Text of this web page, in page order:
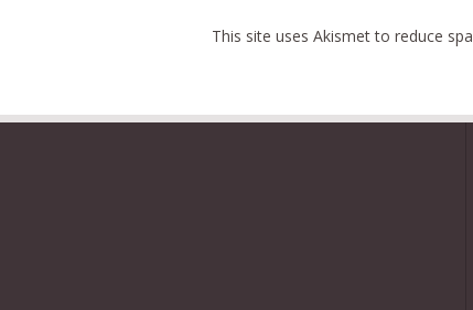
This site uses Akismet to reduce